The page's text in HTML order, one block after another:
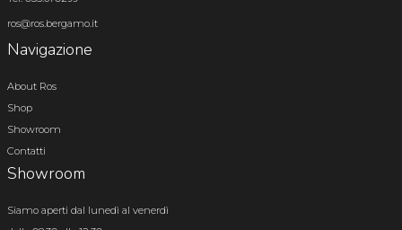
ros@ros.bergamo.it
Navigazione
About Ros
Shop
Showroom
Contatti
Showroom
Siamo aperti dal lunedì al venerdì